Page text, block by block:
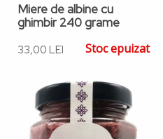
Miere de albine cu
ghimbir 240 grame
33,00 LEI Stoc epuizat